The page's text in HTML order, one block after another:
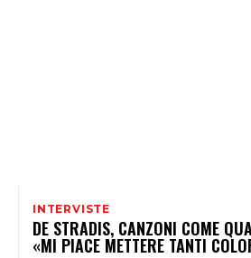
INTERVISTE
DE STRADIS, CANZONI COME
«MI PIACE METTERE TANTI